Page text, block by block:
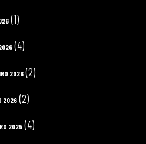
(1)
(4)
2026 (2)
2026 (2)
2025 (4)